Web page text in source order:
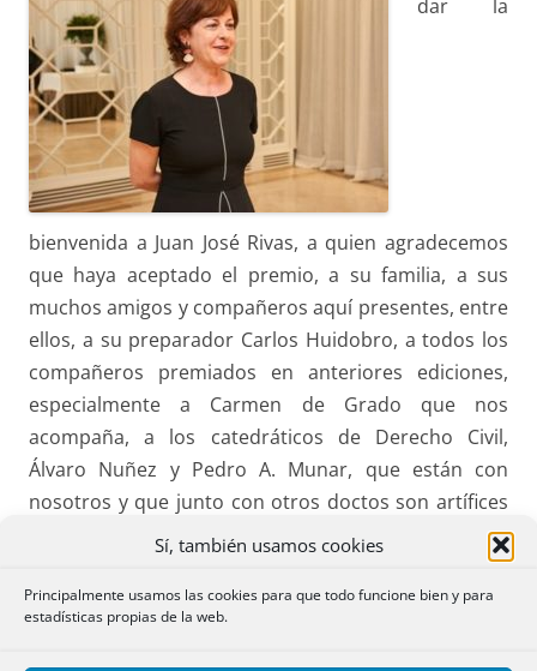
Sí, también usamos cookies
Principalmente usamos las cookies para que todo funcione bien y para
estadísticas propias de la web.
dar la
bienvenida a Juan José Rivas, a quien agradecemos
que haya aceptado el premio, a su familia, a sus
muchos amigos y compañeros aquí presentes, entre
ellos, a su preparador Carlos Huidobro, a todos los
compañeros premiados en anteriores ediciones,
especialmente a Carmen de Grado que nos
acompaña, a los catedráticos de Derecho Civil,
Álvaro Nuñez y Pedro A. Munar, que están con
nosotros y que junto con otros doctos son artífices
de la Revista de Derecho Civil y a los compañeros del
equipo de redacción de la página web notarios y
registradores,